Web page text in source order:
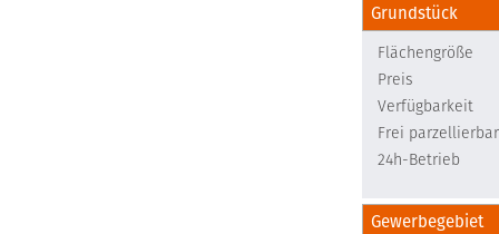
Grundstück
Flächengröße
Preis
Verfügbarkeit
Frei parzellierbar
24h-Betrieb
Gewerbegebiet